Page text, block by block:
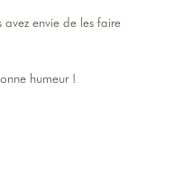
avez envie de les faire
humeur !